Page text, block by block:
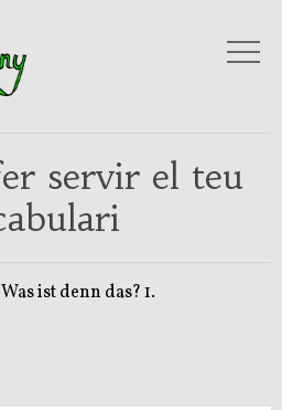
servir el teu
Was ist denn das? 1.